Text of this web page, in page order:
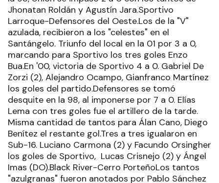
Jhonatan Roldán y Agustín Jara.Sportivo
Larroque-Defensores del Oeste.Los de la "V"
azulada, recibieron a los "celestes" en el
Santángelo. Triunfo del local en la 01 por 3 a 0,
marcando para Sportivo los tres goles Enzo
Bua.En '00, victoria de Sportivo 4 a 0. Gabriel De
Zorzi (2), Alejandro Ocampo, Gianfranco Martínez
los goles del partido.Defensores se tomó
desquite en la 98, al imponerse por 7 a 0. Elías
Lema con tres goles fue el artillero de la tarde.
Misma cantidad de tantos para Álan Cano, Diego
Benítez el restante gol.Tres a tres igualaron en
Sub-16. Luciano Carmona (2) y Facundo Orsingher
los goles de Sportivo, Lucas Crisnejo (2) y Ángel
Imas (DO).Black River-Cerro PorteñoLos tantos
"azulgranas" fueron anotados por Pablo Sánchez